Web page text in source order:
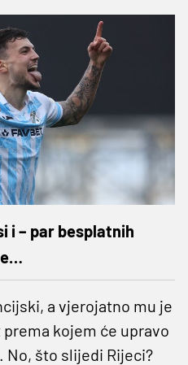
i – par besplatnih
a vjerojatno mu je
kojem će upravo
No, što slijedi Rijeci?